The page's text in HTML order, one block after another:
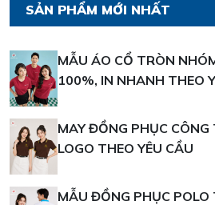
SẢN PHẨM MỚI NHẤT
MẪU ÁO CỔ TRÒN
100%, IN NHANH THEO
MAY ĐỒNG PHỤC
LOGO THEO YÊU CẦU
MẪU ĐỒNG PHỤC POLO